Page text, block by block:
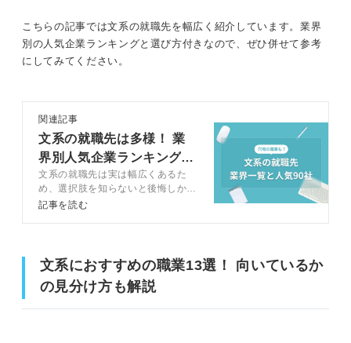
こちらの記事では文系の就職先を幅広く紹介しています。業界
別の人気企業ランキングと選び方付きなので、ぜひ併せて参考
にしてみてください。
関連記事
文系の就職先は多様！ 業
界別人気企業ランキングと
後悔しない選び方
文系の就職先は実は幅広くあるた
め、選択肢を知らないと後悔しかね
ません。記事では文系の就職先一覧
ので、文系ならではの就職先選びを
成功させましょう。
記事を読む
文系におすすめの職業13選！ 向いているか
の見分け方も解説
③インターンに参加して実際の仕事を体験してみる